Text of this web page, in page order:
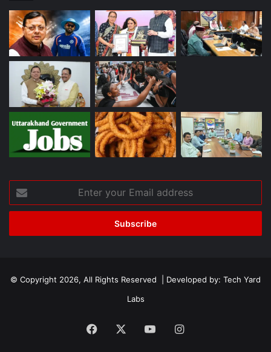
your
Email
© Copyright 2026, All Rights Reserved | Developed by: Tech Yard
Labs
Facebook YouTubeInstagram